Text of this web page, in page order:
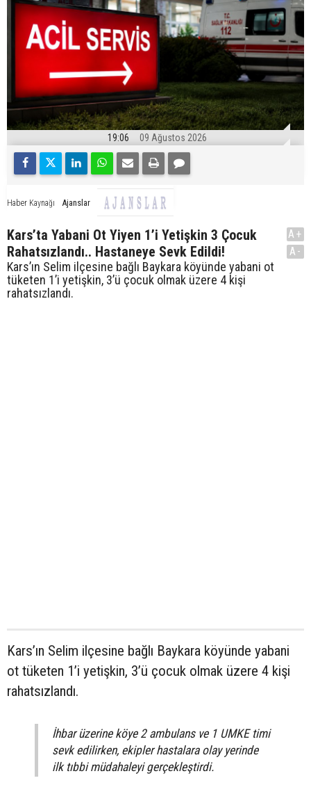
19:06 09 Ağustos 2026
Haber Kaynağı Ajanslar
Kars’ta Yabani Ot Yiyen 1’i Yetişkin 3 Çocuk
Rahatsızlandı.. Hastaneye Sevk Edildi!
Kars’ın Selim ilçesine bağlı Baykara köyünde yabani ot
tüketen 1’i yetişkin, 3’ü çocuk olmak üzere 4 kişi
rahatsızlandı.
A+
A-
Kars’ın Selim ilçesine bağlı Baykara köyünde yabani
ot tüketen 1’i yetişkin, 3’ü çocuk olmak üzere 4 kişi
rahatsızlandı.
İhbar üzerine köye 2 ambulans ve 1 UMKE timi
sevk edilirken, ekipler hastalara olay yerinde
ilk tıbbi müdahaleyi gerçekleştirdi.